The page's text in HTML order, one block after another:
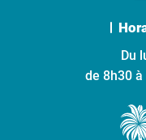
Du
de 8h30